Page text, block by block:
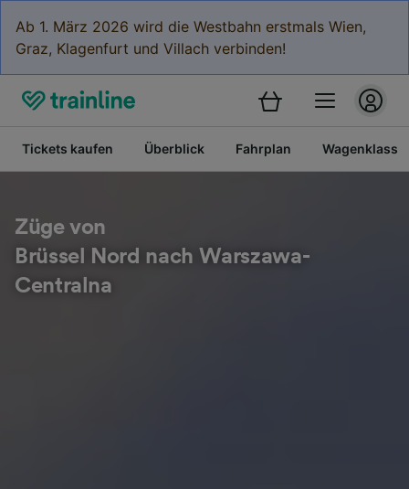
Ab 1. März 2026 wird die Westbahn erstmals Wien,
Graz, Klagenfurt und Villach verbinden!
Tickets kaufen Überblick Fahrplan
Züge von
Brüssel Nord nach Warszawa-
Centralna